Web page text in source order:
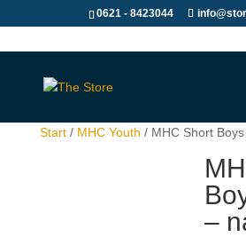
0621 - 8423044
Start/ MHC Youth / MHC Short
–